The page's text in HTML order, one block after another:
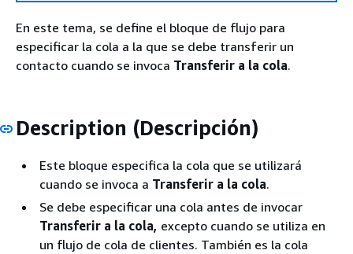
En este tema, se define el bloque de flujo para
especificar la cola a la que se debe transferir un
contacto cuando se invoca Transferir a la cola.
Description (Descripción)
Este bloque especifica la cola que se utilizará
cuando se invoca a Transferir a la cola.
Se debe especificar una cola antes de invocar
Transferir a la cola, excepto cuando se utiliza en
un flujo de cola de clientes. También es la cola